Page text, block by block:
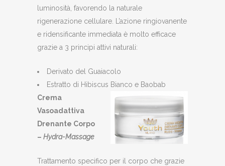
luminosità, favorendo la naturale
rigenerazione cellulare. L’azione ringiovanente
e ridensificante immediata è molto efficace
grazie a 3 principi attivi naturali:
Derivato del Guaiacolo
Estratto di Hibiscus Bianco e Baobab
Crema
Vasoadattiva
Drenante Corpo
– Hydra-Massage
Trattamento specifico per il corpo che grazie